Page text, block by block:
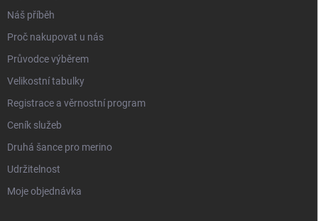
Náš příběh
Proč nakupovat u nás
Průvodce výběrem
Velikostní tabulky
Registrace a věrnostní program
Ceník služeb
Druhá šance pro merino
Udržitelnost
Moje objednávka